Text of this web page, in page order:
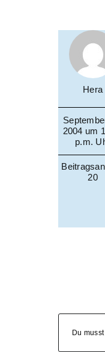
Hera
2004 um
p.m.
20
Du